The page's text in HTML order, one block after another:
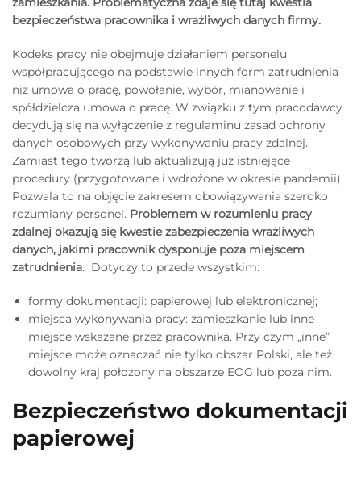
bezpieczeństwa pracownika i wrażliwych danych firmy.
Kodeks pracy nie obejmuje działaniem personelu
współpracującego na podstawie innych form zatrudnienia
niż umowa o pracę, powołanie, wybór, mianowanie i
spółdzielcza umowa o pracę. W związku z tym pracodawcy
decydują się na wyłączenie z regulaminu zasad ochrony
danych osobowych przy wykonywaniu pracy zdalnej.
Zamiast tego tworzą lub aktualizują już istniejące
procedury (przygotowane i wdrożone w okresie pandemii).
Pozwala to na objęcie zakresem obowiązywania szeroko
rozumiany personel. Problemem w rozumieniu pracy
zdalnej okazują się kwestie zabezpieczenia wrażliwych
danych, jakimi pracownik dysponuje poza miejscem
zatrudnienia. Dotyczy to przede wszystkim:
formy dokumentacji: papierowej lub elektronicznej;
miejsca wykonywania pracy: zamieszkanie lub inne
miejsce wskazane przez pracownika. Przy czym „inne”
miejsce może oznaczać nie tylko obszar Polski, ale też
dowolny kraj położony na obszarze EOG lub poza nim.
Bezpieczeństwo dokumentacji
papierowej